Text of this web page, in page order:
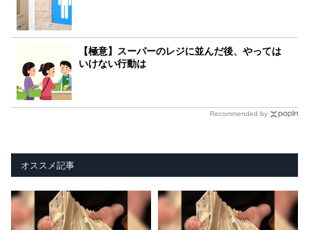
【極意】スーパーのレジに並んだ後、やっては
いけない行動は
Recommended by
オススメ記事